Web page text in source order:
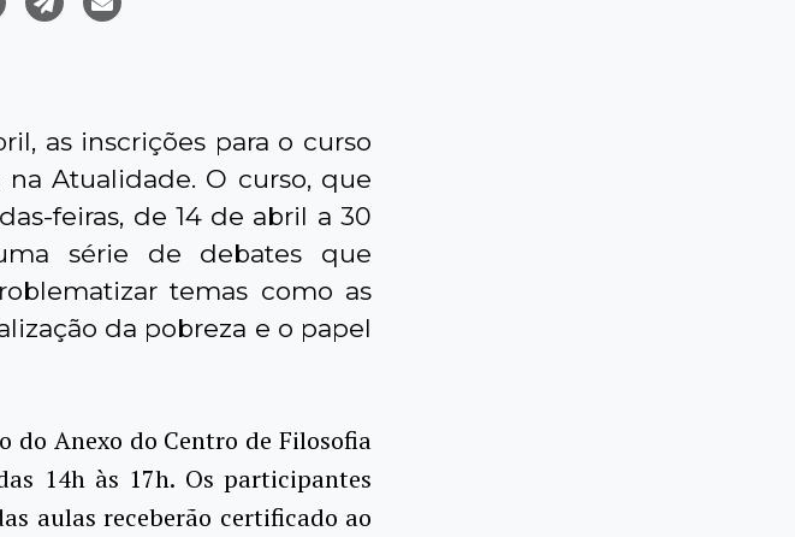
as inscrições para o curso
Atualidade. O curso, que
feiras, de 14 de abril a 30
série de debates que
temas como as
da pobreza e o papel
Anexo do Centro de Filosofia
14h às 17h. Os participantes
aulas receberão certificado ao